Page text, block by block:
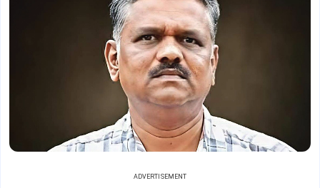
ADVERTISEMENT